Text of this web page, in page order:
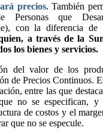
precios.También
Personas que
con la diferencia
a través de la
los bienes y servicios.
del valor de los
de Precios Continuos.
entre las que
no se especifican, y
de costos y el
que no se especule.